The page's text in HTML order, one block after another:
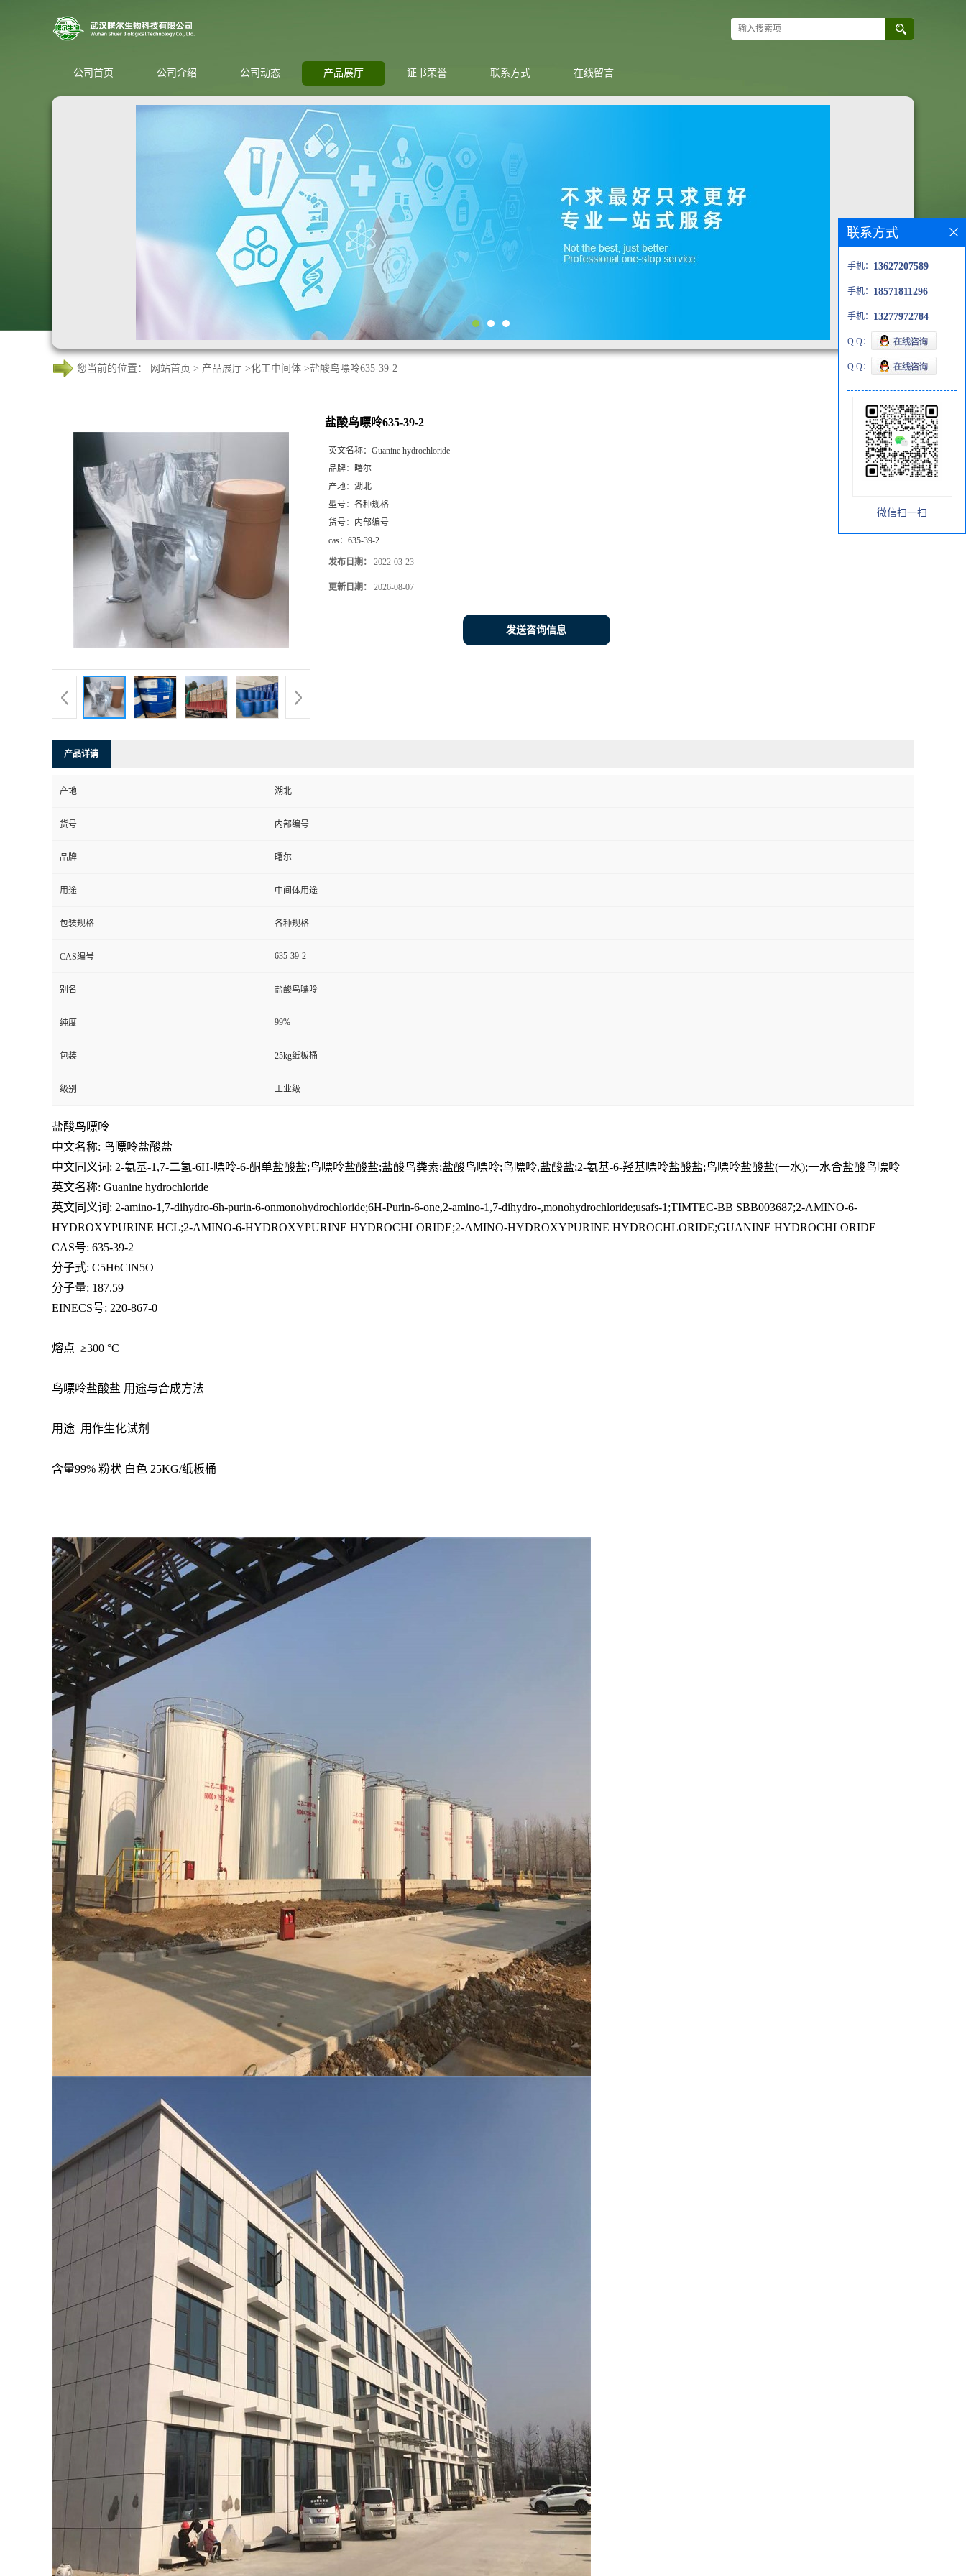
公司首页 公司介绍 公司动态 产品展厅 证书荣誉 联系方式 在线留言
您当前的位置： 网站首页 > 产品展厅 >化工中间体 >盐酸鸟嘌呤635-39-2
盐酸鸟嘌呤635-39-2
英文名称： Guanine hydrochloride
品牌： 曙尔
产地： 湖北
型号： 各种规格
货号：
内部编号
cas： 635-39-2
发布日期： 2022-03-23
更新日期： 2026-08-07
发送咨询信息
产品详请
产地 湖北
货号 内部编号
品牌 曙尔
用途 中间体用途
包装规格 各种规格
CAS编号 635-39-2
别名 盐酸鸟嘌呤
纯度 99%
包装 25kg纸板桶
级别 工业级
盐酸鸟嘌呤
中文名称: 鸟嘌呤盐酸盐
中文同义词: 2-氨基-1,7-二氢-6H-嘌呤-6-酮单盐酸盐;鸟嘌呤盐酸盐;盐酸鸟粪素;盐酸鸟嘌呤;鸟嘌呤,盐酸盐;2-氨基-6-羟基嘌呤盐酸盐;鸟嘌呤盐酸盐(一水);一水合盐酸鸟嘌呤
英文名称: Guanine hydrochloride
英文同义词: 2-amino-1,7-dihydro-6h-purin-6-onmonohydrochloride;6H-Purin-6-one,2-amino-1,7-dihydro-,monohydrochloride;usafs-1;TIMTEC-BB SBB003687;2-AMINO-6-
HYDROXYPURINE HCL;2-AMINO-6-HYDROXYPURINE HYDROCHLORIDE;2-AMINO-HYDROXYPURINE HYDROCHLORIDE;GUANINE HYDROCHLORIDE
CAS号: 635-39-2
分子式: C5H6ClN5O
分子量: 187.59
EINECS号: 220-867-0
熔点 ≥300 °C
鸟嘌呤盐酸盐 用途与合成方法
用途 用作生化试剂
含量99% 粉状 白色 25KG/纸板桶
联系方式
手机： 13627207589
手机： 18571811296
手机： 13277972784
Q Q：
Q Q：
微信扫一扫